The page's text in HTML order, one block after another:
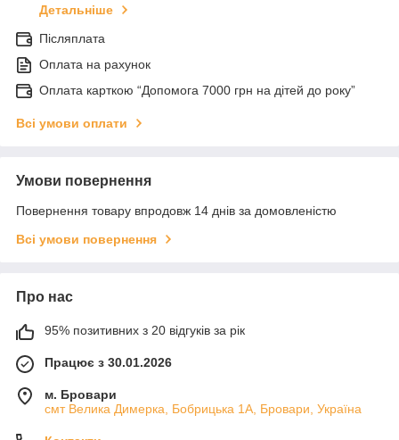
Детальніше
Післяплата
Оплата на рахунок
Оплата карткою “Допомога 7000 грн на дітей до року”
Всі умови оплати
Умови повернення
Повернення товару впродовж 14 днів за домовленістю
Всі умови повернення
Про нас
95% позитивних з 20 відгуків за рік
Працює з 30.01.2026
м. Бровари
смт Велика Димерка, Бобрицька 1А, Бровари, Україна